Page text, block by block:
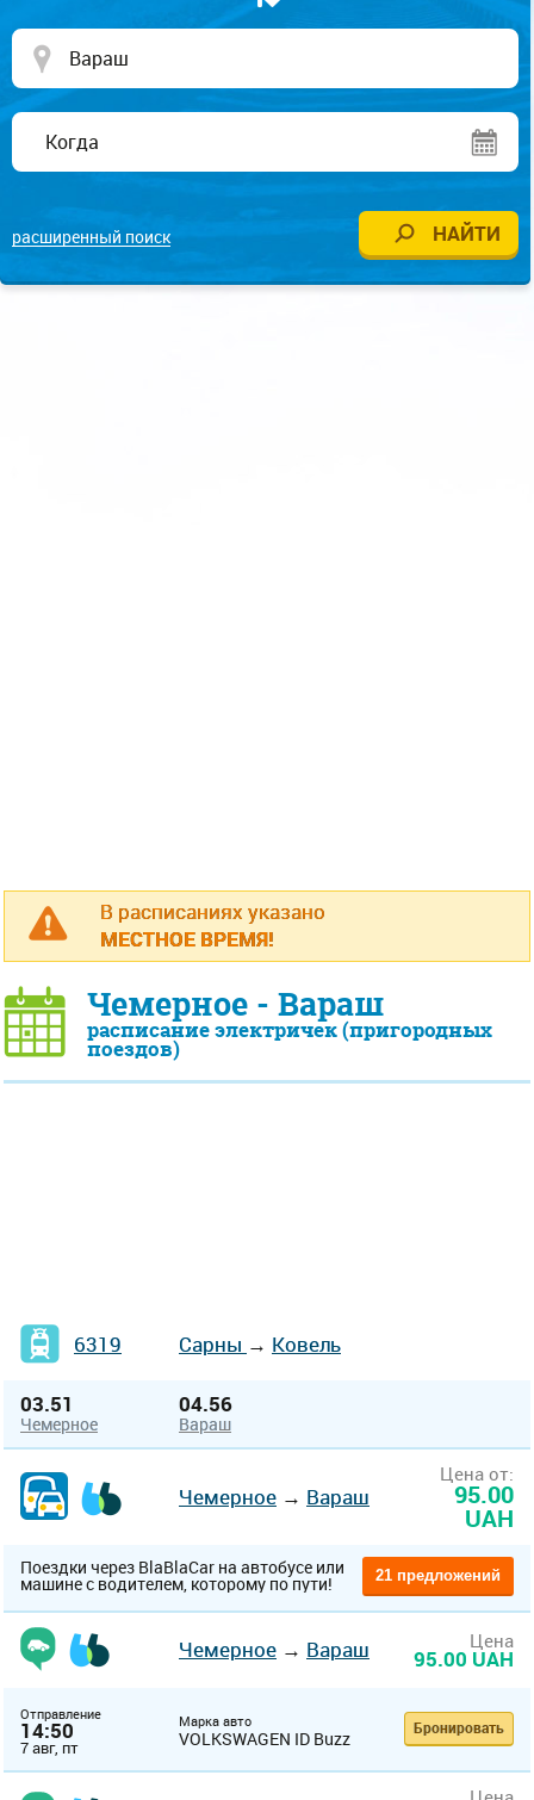
расширенный поиск
В расписаниях указано
МЕСТНОЕ ВРЕМЯ!
Чемерное - Вараш
расписание электричек (пригородных
поездов)
6319 Сарны → Ковель
03.51
Чемерное
04.56
Вараш
Чемерное → Вараш
Цена от:
95.00
UAH
Поездки через BlaBlaCar на автобусе или
машине с водителем, которому по пути! 21 предложений
Чемерное → Вараш Цена
95.00 UAH
Отправление
14:50
7 авг, пт
Марка авто
VOLKSWAGEN ID Buzz Бронировать